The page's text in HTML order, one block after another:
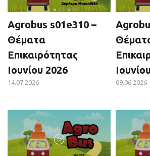
Agrobus s01e310 –
Θέματα
Επικαιρότητας
Ιουνίου 2026
14.07.2026 09.06.2026